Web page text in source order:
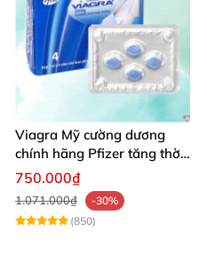
Viagra Mỹ cường dương
chính hãng Pfizer tăng thời
gian quan hệ nam giới
750.000₫
1.071.000₫
-30%
(850)